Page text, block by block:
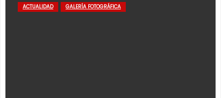
ACTUALIDAD GALERÍA FOTOGRÁFICA